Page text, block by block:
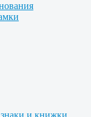
и книжки